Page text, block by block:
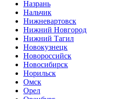
Назрань
Нальчик
Нижневартовск
Нижний Новгород
Нижний Тагил
Новокузнецк
Новороссийск
Новосибирск
Норильск
Омск
Орел